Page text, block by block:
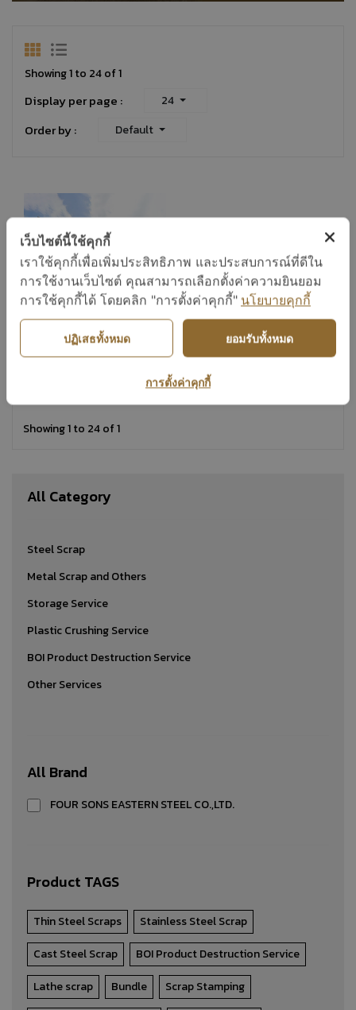
Showing 1 to 24 of 1
Display per page : 24
Order by : Default
Other Services
Other Services
Other Services
Showing 1 to 24 of 1
All Category
Steel Scrap
Metal Scrap and Others
Storage Service
Plastic Crushing Service
BOI Product Destruction Service
Other Services
All Brand
FOUR SONS EASTERN STEEL CO.,LTD.
Product TAGS
Thin Steel Scraps
Stainless Steel Scrap
Cast Steel Scrap
BOI Product Destruction Service
Lathe scrap
Bundle
Scrap Stamping
เว็บไซต์นี้ใช้คุกกี้
เราใช้คุกกี้เพื่อเพิ่มประสิทธิภาพ และประสบการณ์ที่ดีใน
การใช้งานเว็บไซต์ คุณสามารถเลือกตั้งค่าความยินยอม
การใช้คุกกี้ได้ โดยคลิก "การตั้งค่าคุกกี้" นโยบายคุกกี้
ปฏิเสธทั้งหมด ยอมรับทั้งหมด
การตั้งค่าคุกกี้